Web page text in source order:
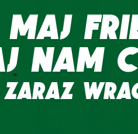
MAJ
NAM
ZARAZ